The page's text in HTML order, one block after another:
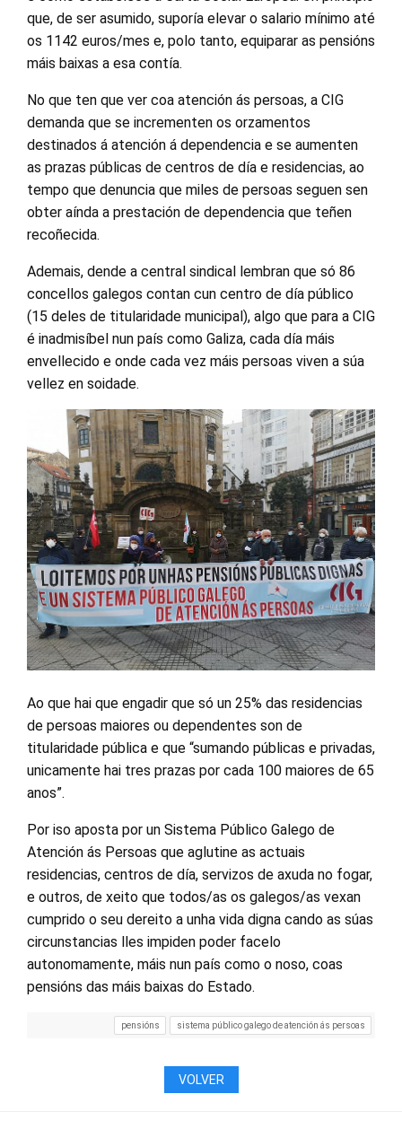
que, de ser asumido, suporía elevar o salario mínimo até
os 1142 euros/mes e, polo tanto, equiparar as pensións
máis baixas a esa contía.
No que ten que ver coa atención ás persoas, a CIG
demanda que se incrementen os orzamentos
destinados á atención á dependencia e se aumenten
as prazas públicas de centros de día e residencias, ao
tempo que denuncia que miles de persoas seguen sen
obter aínda a prestación de dependencia que teñen
recoñecida.
Ademais, dende a central sindical lembran que só 86
concellos galegos contan cun centro de día público
(15 deles de titularidade municipal), algo que para a CIG
é inadmisíbel nun país como Galiza, cada día máis
envellecido e onde cada vez máis persoas viven a súa
vellez en soidade.
Ao que hai que engadir que só un 25% das residencias
de persoas maiores ou dependentes son de
titularidade pública e que “sumando públicas e privadas,
unicamente hai tres prazas por cada 100 maiores de 65
anos”.
Por iso aposta por un Sistema Público Galego de
Atención ás Persoas que aglutine as actuais
residencias, centros de día, servizos de axuda no fogar,
e outros, de xeito que todos/as os galegos/as vexan
cumprido o seu dereito a unha vida digna cando as súas
circunstancias lles impiden poder facelo
autonomamente, máis nun país como o noso, coas
pensións das máis baixas do Estado.
pensións sistema público galego de atención ás persoas
VOLVER